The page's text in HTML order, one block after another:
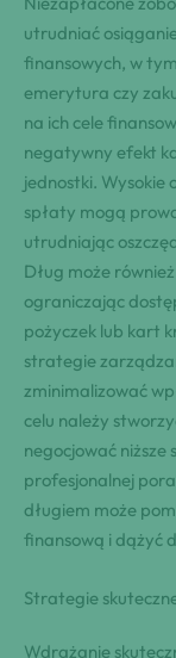
utrudniać
finansowych, w
emerytura czy
na ich cele
negatywny efekt
jednostki. Wysokie
spłaty mogą
utrudniając
Dług może
ograniczając
pożyczek lub kart
strategie
zminimalizować
celu należy
negocjować
profesjonalnej
długiem może
finansową i dążyć
Strategie
Wdrażanie